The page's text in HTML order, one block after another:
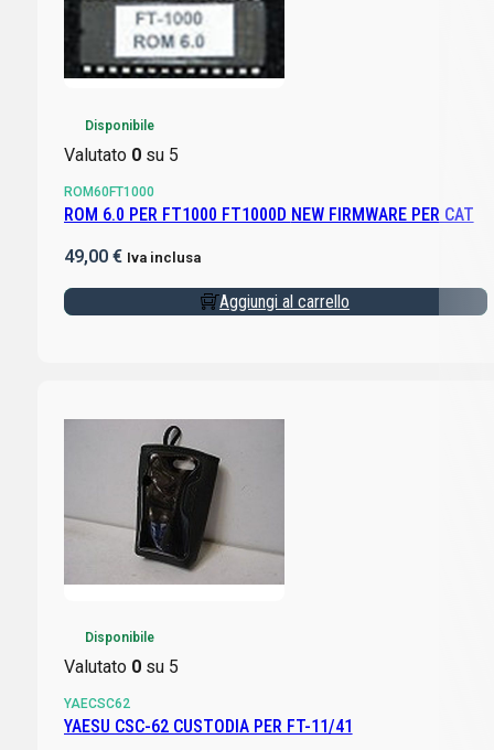
Disponibile
Valutato 0su 5
ROM60FT1000
ROM 6.0 PER FT1000 FT1000D NEW FIRMWARE PER CAT
49,00 € Iva inclusa
Aggiungi al carrello
Disponibile
Valutato 0su 5
YAECSC62
YAESU CSC-62 CUSTODIA PER FT-11/41